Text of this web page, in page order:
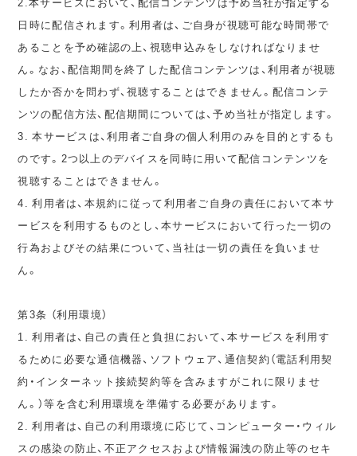
日時に配信されます。利用者は、ご自身が視聴可能な時間帯で
あることを予め確認の上、視聴申込みをしなければなりませ
ん。なお、配信期間を終了した配信コンテンツは、利用者が視聴
したか否かを問わず、視聴することはできません。配信コンテ
ンツの配信方法、配信期間については、予め当社が指定します。
3. 本サービスは、利用者ご自身の個人利用のみを目的とするも
のです。2つ以上のデバイスを同時に用いて配信コンテンツを
視聴することはできません。
4. 利用者は、本規約に従って利用者ご自身の責任において本サ
ービスを利用するものとし、本サービスにおいて行った一切の
行為およびその結果について、当社は一切の責任を負いませ
ん。
第3条 （利用環境）
1. 利用者は、自己の責任と負担において、本サービスを利用す
るために必要な通信機器、ソフトウェア、通信契約（電話利用契
約・インターネット接続契約等を含みますがこれに限りませ
ん。）等を含む利用環境を準備する必要があります。
2. 利用者は、自己の利用環境に応じて、コンピューター・ウィル
スの感染の防止、不正アクセスおよび情報漏洩の防止等のセキ